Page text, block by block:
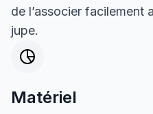
de l’associer facilement
jupe.
Matériel